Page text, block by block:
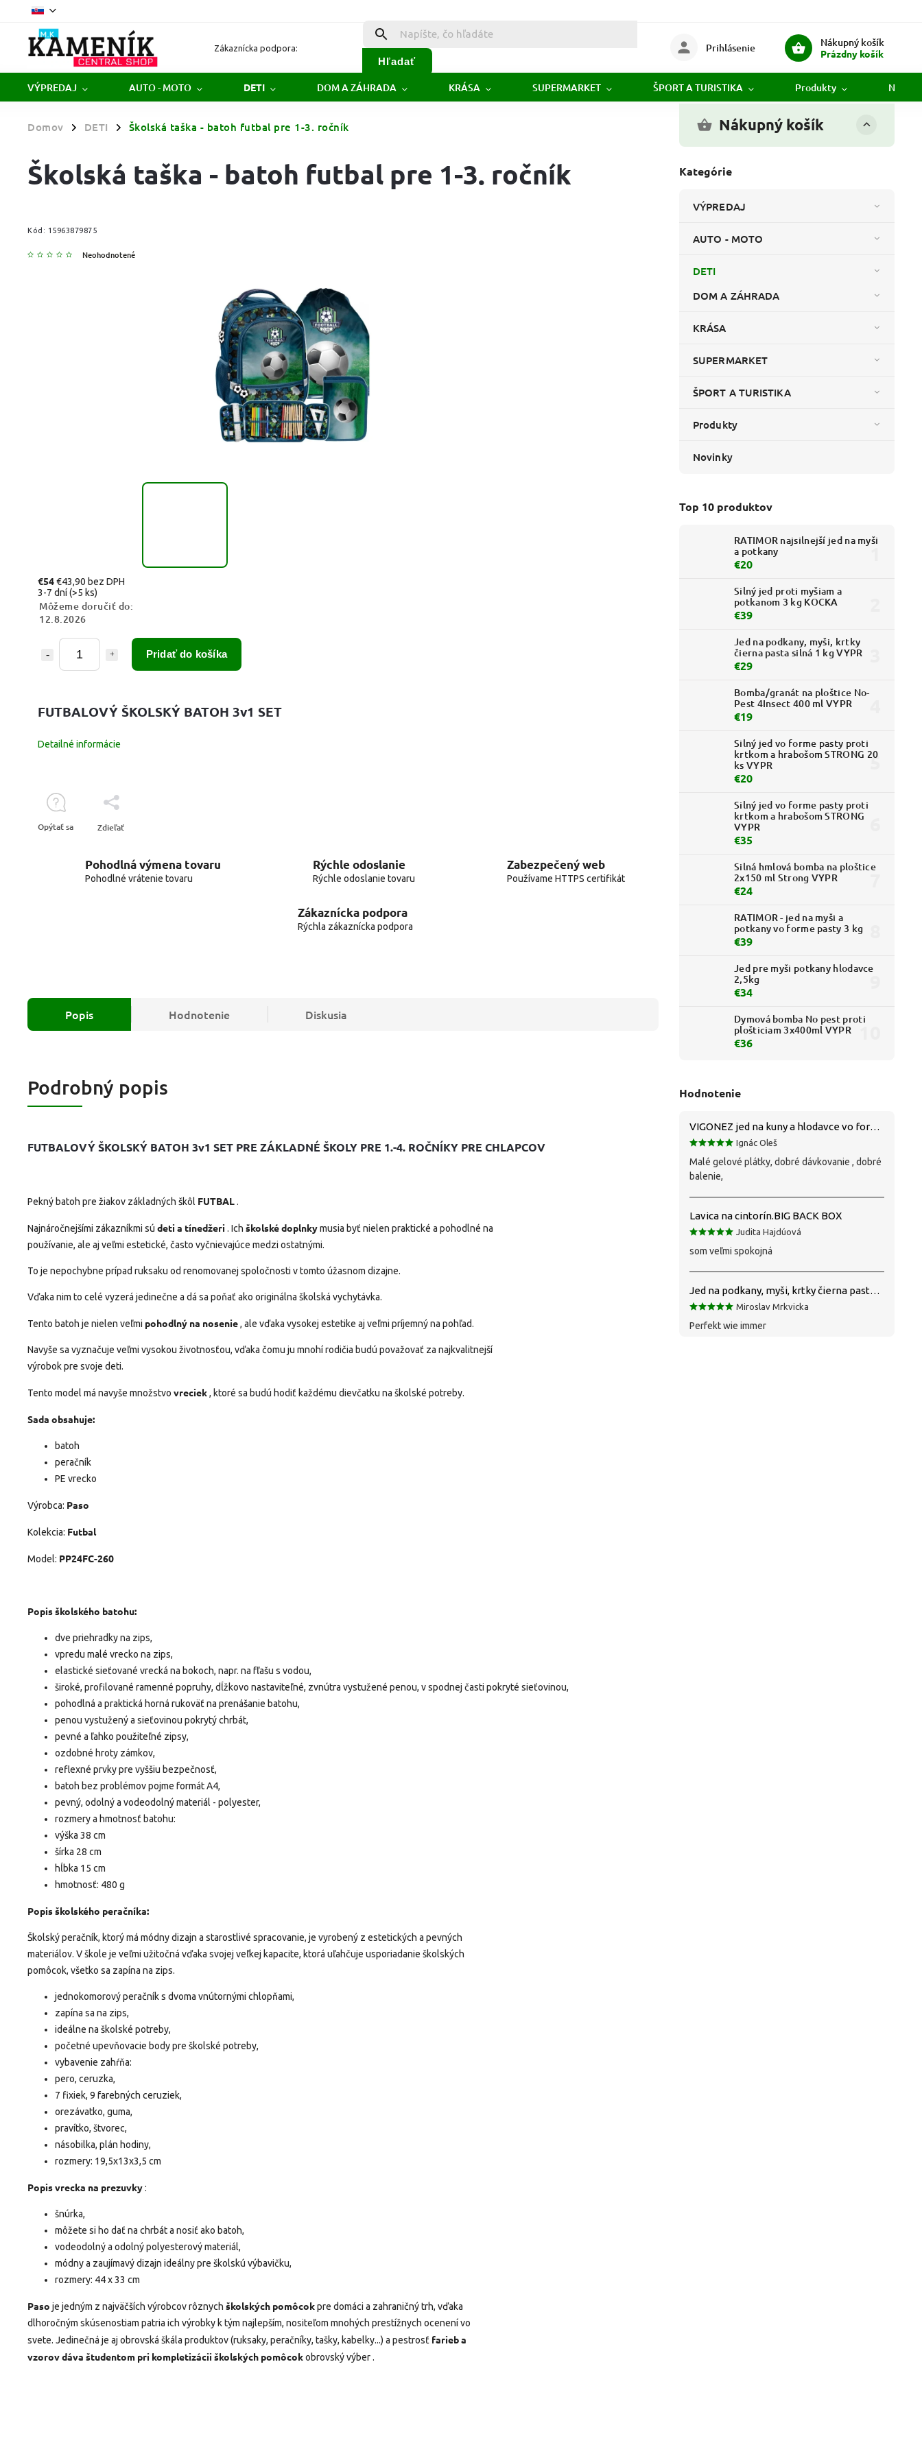
Zákaznícka podpora:
Hľadať
Nákupný košík
Prázdny košík
Prihlásenie
VÝPREDAJ AUTO - MOTO DETI DOM A ZÁHRADA KRÁSA SUPERMARKET ŠPORT A TURISTIKA Produkty
Domov / DETI / Školská taška - batoh futbal pre 1-3. ročník Nákupný košík
Kategórie
VÝPREDAJ
AUTO - MOTO
DETI
DOM A ZÁHRADA
KRÁSA
SUPERMARKET
ŠPORT A TURISTIKA
Produkty
Novinky
Top 10 produktov
RATIMOR najsilnejší jed na myši
a potkany
€20
Silný jed proti myšiam a
potkanom 3 kg KOCKA
€39
Jed na podkany, myši, krtky
čierna pasta silná 1 kg VYPR
€29
Bomba/granát na ploštice No-
Pest 4Insect 400 ml VYPR
€19
Silný jed vo forme pasty proti
krtkom a hrabošom STRONG 20
ks VYPR
€20
Silný jed vo forme pasty proti
krtkom a hrabošom STRONG
VYPR
€35
Silná hmlová bomba na ploštice
2x150 ml Strong VYPR
€24
RATIMOR - jed na myši a
potkany vo forme pasty 3 kg
€39
Jed pre myši potkany hlodavce
2,5kg
€34
Dymová bomba No pest proti
plošticiam 3x400ml VYPR
€36
Hodnotenie
VIGONEZ jed na kuny a hlodavce vo forme pasty 1,5 kg
Ignác Oleš
Malé gelové plátky, dobré dávkovanie , dobré
balenie,
Lavica na cintorín.BIG BACK BOX
Judita Hajdúová
som veľmi spokojná
Jed na podkany, myši, krtky čierna pasta silná 1 kg VYPR
Miroslav Mrkvicka
Perfekt wie immer
Školská taška - batoh futbal pre 1-3. ročník
Kód: 15963879875
Neohodnotené
€54€43,90 bez DPH
3-7 dní(>5 ks)
Môžeme doručiť do:
12.8.2026
Pridať do košíka
FUTBALOVÝ ŠKOLSKÝ BATOH 3v1 SET
Detailné informácie
Opýtať sa Zdieľať
Pohodlná výmena tovaru
Pohodlné vrátenie tovaru
Rýchle odoslanie
Rýchle odoslanie tovaru
Zabezpečený web
Používame HTTPS certifikát
Zákaznícka podpora
Rýchla zákaznícka podpora
Popis Hodnotenie Diskusia
Podrobný popis
FUTBALOVÝ ŠKOLSKÝ BATOH 3v1 SET PRE ZÁKLADNÉ ŠKOLY PRE 1.-4. ROČNÍKY PRE CHLAPCOV
Pekný batoh pre žiakov základných škôl FUTBAL .
Najnáročnejšími zákazníkmi sú deti a tínedžeri. Ich školské doplnkymusia byť nielen praktické a pohodlné na
používanie, ale aj veľmi estetické, často vyčnievajúce medzi ostatnými.
To je nepochybne prípad ruksaku od renomovanej spoločnosti v tomto úžasnom dizajne.
Vďaka nim to celé vyzerá jedinečne a dá sa poňať ako originálna školská vychytávka.
Tento batoh je nielen veľmi pohodlný na nosenie, ale vďaka vysokej estetike aj veľmi príjemný na pohľad.
Navyše sa vyznačuje veľmi vysokou životnosťou, vďaka čomu ju mnohí rodičia budú považovať za najkvalitnejší
výrobok pre svoje deti.
Tento model má navyše množstvo vreciek, ktoré sa budú hodiť každému dievčatku na školské potreby.
Sada obsahuje:
batoh
peračník
PE vrecko
Výrobca: Paso
Kolekcia: Futbal
Model: PP24FC-260
Popis školského batohu:
dve priehradky na zips,
vpredu malé vrecko na zips,
elastické sieťované vrecká na bokoch, napr. na fľašu s vodou,
široké, profilované ramenné popruhy, dĺžkovo nastaviteľné, zvnútra vystužené penou, v spodnej časti pokryté sieťovinou,
pohodlná a praktická horná rukoväť na prenášanie batohu,
penou vystužený a sieťovinou pokrytý chrbát,
pevné a ľahko použiteľné zipsy,
ozdobné hroty zámkov,
reflexné prvky pre vyššiu bezpečnosť,
batoh bez problémov pojme formát A4,
pevný, odolný a vodeodolný materiál - polyester,
rozmery a hmotnosť batohu:
výška 38 cm
šírka 28 cm
hĺbka 15 cm
hmotnosť: 480 g
Popis školského peračníka:
Školský peračník, ktorý má módny dizajn a starostlivé spracovanie, je vyrobený z estetických a pevných
materiálov. V škole je veľmi užitočná vďaka svojej veľkej kapacite, ktorá uľahčuje usporiadanie školských
pomôcok, všetko sa zapína na zips.
jednokomorový peračník s dvoma vnútornými chlopňami,
zapína sa na zips,
ideálne na školské potreby,
početné upevňovacie body pre školské potreby,
vybavenie zahŕňa:
pero, ceruzka,
7 fixiek, 9 farebných ceruziek,
orezávatko, guma,
pravítko, štvorec,
násobilka, plán hodiny,
rozmery: 19,5x13x3,5 cm
Popis vrecka na prezuvky:
šnúrka,
môžete si ho dať na chrbát a nosiť ako batoh,
vodeodolný a odolný polyesterový materiál,
módny a zaujímavý dizajn ideálny pre školskú výbavičku,
rozmery: 44 x 33 cm
Paso je jedným z najväčších výrobcov rôznych školských pomôcokpre domáci a zahraničný trh, vďaka
dlhoročným skúsenostiam patria ich výrobky k tým najlepším, nositeľom mnohých prestížnych ocenení vo
svete. Jedinečná je aj obrovská škála produktov (ruksaky, peračníky, tašky, kabelky...) a pestrosť farieb a
vzorov dáva študentom pri kompletizáciiškolských pomôcokobrovský výber .